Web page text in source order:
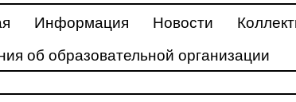
Информация Новости
об образовательной организации